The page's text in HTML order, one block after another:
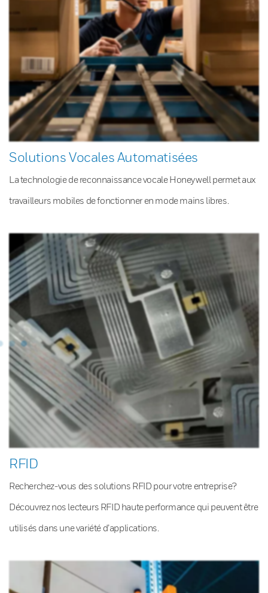
Solutions Vocales Automatisées
La technologie de reconnaissance vocale Honeywell permet aux
travailleurs mobiles de fonctionner en mode mains libres.
RFID
Recherchez-vous des solutions RFID pour votre entreprise?
Découvrez nos lecteurs RFID haute performance qui peuvent être
utilisés dans une variété d’applications.